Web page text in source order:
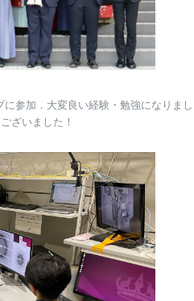
参加．大変良い経験・勉強になりまし
ざいました！